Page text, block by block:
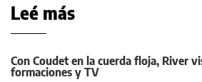
Leé más
Con Coudet en la cuerda floja, River
formaciones y TV